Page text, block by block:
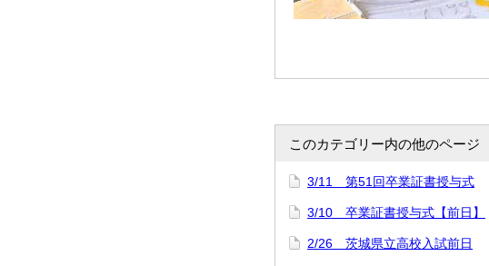
このカテゴリー内の他のページ
3/11 第51回卒業証書授与式
3/10 卒業証書授与式【前日】
2/26 茨城県立高校入試前日